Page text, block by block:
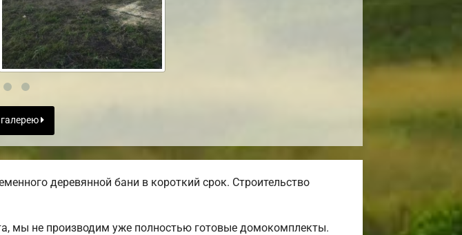
деревянной бани в короткий срок. Строительство
мы не производим уже полностью готовые домокомплекты.